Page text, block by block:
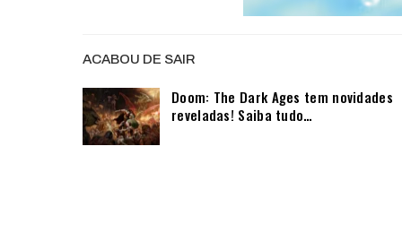
ACABOU DE SAIR
Doom: The Dark Ages tem novidades
reveladas! Saiba tudo…